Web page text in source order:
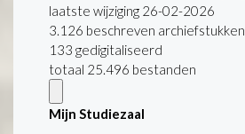
laatste wijziging 26-02-2026
3.126 beschreven archiefstukken
133 gedigitaliseerd
totaal 25.496 bestanden
Mijn Studiezaal